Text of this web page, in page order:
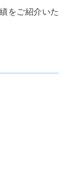
をご紹介いた